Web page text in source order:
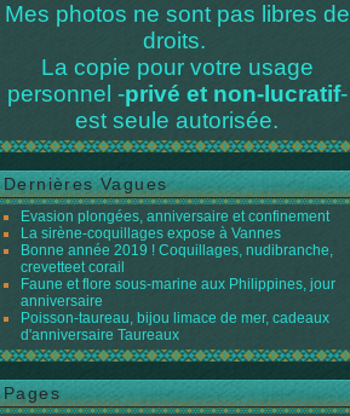
Mes photos ne sont pas libres de
droits.
La copie pour votre usage
personnel -privé et non-lucratif-
est seule autorisée.
Dernières Vagues
Evasion plongées, anniversaire et confinement
La sirène-coquillages expose à Vannes
Bonne année 2019 ! Coquillages, nudibranche,
crevetteet corail
Faune et flore sous-marine aux Philippines, jour
anniversaire
Poisson-taureau, bijou limace de mer, cadeaux
d'anniversaire Taureaux
Pages